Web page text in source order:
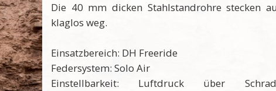
Die 40 mm dicken Stahlstandrohre stecken
klaglos weg.
Einsatzbereich: DH Freeride
Federsystem: Solo Air
Einstellbarkeit: Luftdruck über